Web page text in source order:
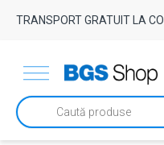
TRANSPORT GRATUIT LA
Products
search